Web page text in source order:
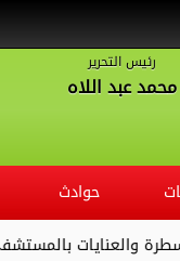
رئيس التحرير
محمد عبد اللاه
حوادث
بالمستشفى ...